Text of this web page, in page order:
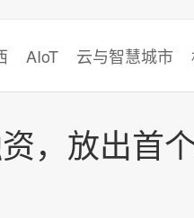
AIoT 云与智慧城市
，放出首